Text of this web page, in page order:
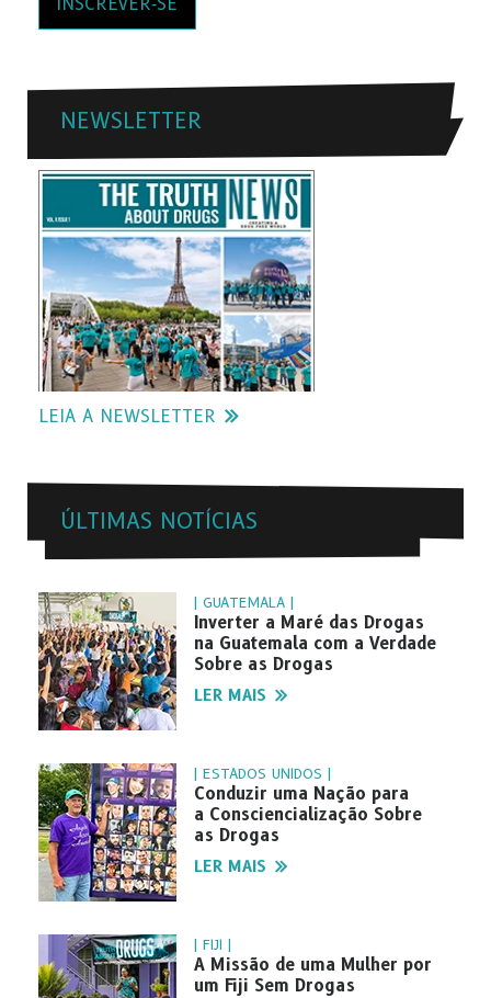
NEWSLETTER
LEIA A NEWSLETTER
ÚLTIMAS NOTÍCIAS
| GUATEMALA |
Inverter a Maré das Drogas
na Guatemala com a Verdade
Sobre as Drogas
LER MAIS
| ESTADOS UNIDOS |
Conduzir uma Nação para
a Consciencialização Sobre
as Drogas
LER MAIS
| FIJI |
A Missão de uma Mulher por
um Fiji Sem Drogas